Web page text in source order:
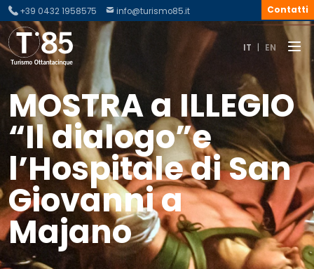
IT EN
+39 0432 1958575 info@turismo85.it Contatti
MOSTRA a ILLEGIO
“Il dialogo”e
l’Hospitale di San
Giovanni a
Majano